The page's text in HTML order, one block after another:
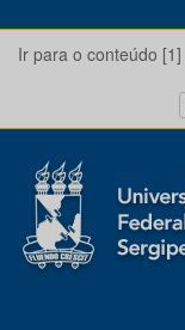
Ir para o conteúdo [1]